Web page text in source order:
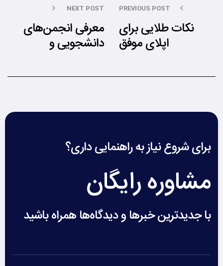
PREVIOUS POST
نکات طلایی برای
اپلای موفق
NEXT POST
معرفی انجمن‌های
دانشجویی و
شبکه‌سازی
برای شروع نیاز به راهنمایی داری؟
مشاوره رایگان
با جدیدترین خبرها و دیدگاه‌ها همراه باشید